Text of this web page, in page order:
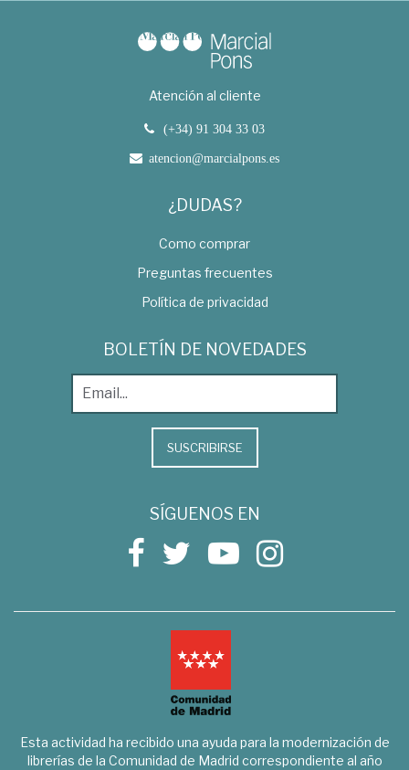
Atención al cliente
(+34) 91 304 33 03
atencion@marcialpons.es
¿DUDAS?
Como comprar
Preguntas frecuentes
Política de privacidad
BOLETÍN DE NOVEDADES
SUSCRIBIRSE
SÍGUENOS EN
Esta actividad ha recibido una ayuda para la modernización de
librerías de la Comunidad de Madrid correspondiente al año